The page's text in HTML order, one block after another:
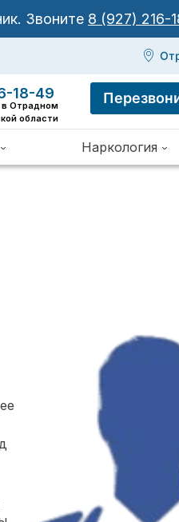
Звоните 8 (927) 216-
18-49
в Отрадном
области
Наркология